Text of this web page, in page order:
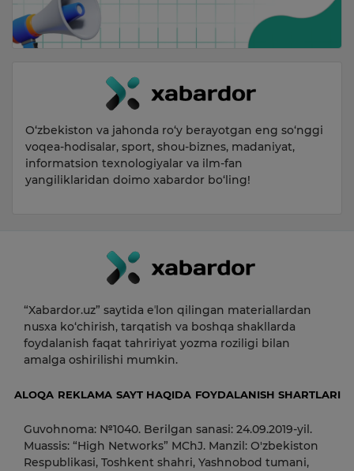
O‘zbekiston va jahonda ro‘y berayotgan eng so‘nggi
voqea-hodisalar, sport, shou-biznes, madaniyat,
informatsion texnologiyalar va ilm-fan
yangiliklaridan doimo xabardor bo‘ling!
“Xabardor.uz” saytida eʼlon qilingan materiallardan
nusxa ko‘chirish, tarqatish va boshqa shakllarda
foydalanish faqat tahririyat yozma roziligi bilan
amalga oshirilishi mumkin.
ALOQA REKLAMA SAYT HAQIDA FOYDALANISH SHARTLARI
Guvohnoma: №1040. Berilgan sanasi: 24.09.2019-yil.
Muassis: “High Networks” MChJ. Manzil: O'zbekiston
Respublikasi, Toshkent shahri, Yashnobod tumani,